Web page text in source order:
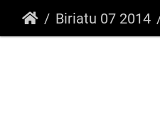
Biriatu 07 2014